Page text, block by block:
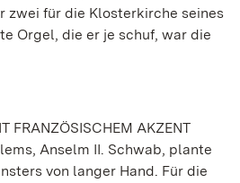
zwei für die Klosterkirche seines
Orgel, die er je schuf, war die
FRANZÖSISCHEM AKZENT
Anselm II. Schwab, plante
von langer Hand. Für die